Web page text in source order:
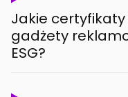
Jakie
gadżety
ESG?